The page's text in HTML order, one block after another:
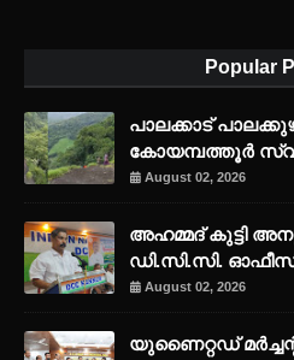
Popular
പാലക്കാട്
കോയമ്പത്തൂര്‍
August 02, 2026
അഹമ്മദ് കുട്ടി
ഡി.സി.സി.
August 02, 2026
യുണൈറ്റഡ്